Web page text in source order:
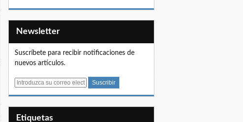
Newsletter
Suscríbete para recibir notificaciones de
nuevos artículos.
E
Etiquetas